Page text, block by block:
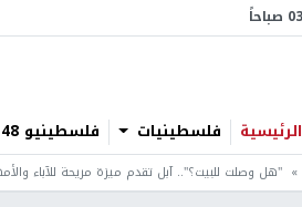
الرئيسية فلسطينيات فلسطينيو 48
"هل وصلت للبيت؟".. آبل تقدم ميزة مريحة للآباء